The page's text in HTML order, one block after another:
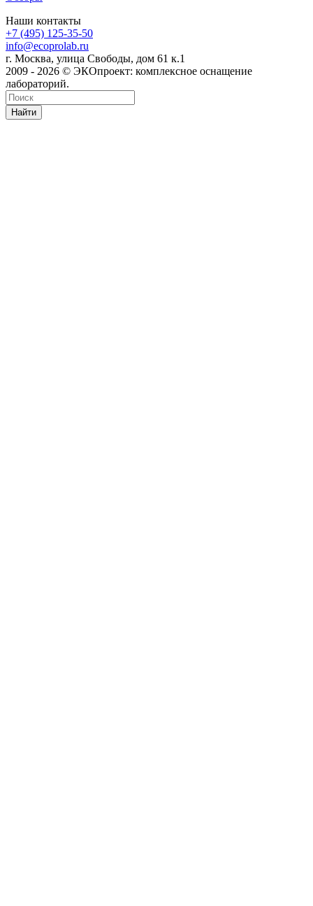
Наши контакты
+7 (495) 125-35-50
info@ecoprolab.ru
г. Москва, улица Свободы, дом 61 к.1
2009 - 2026 © ЭКОпроект: комплексное оснащение
лабораторий.
Найти